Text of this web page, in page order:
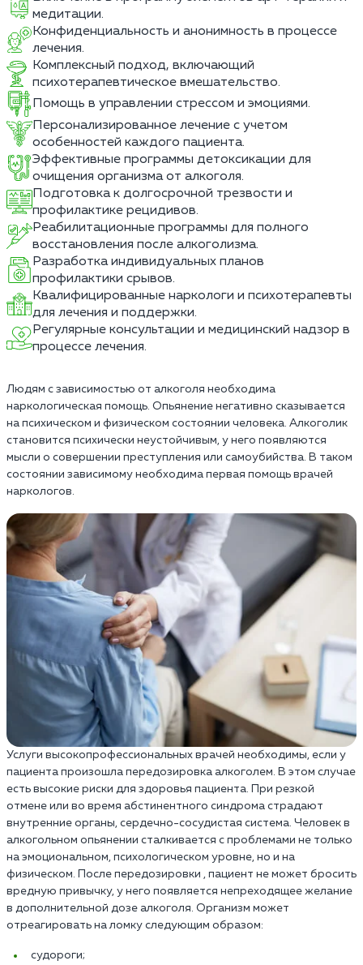
медитации.
Конфиденциальность и анонимность в процессе
лечения.
Комплексный подход, включающий
психотерапевтическое вмешательство.
Помощь в управлении стрессом и эмоциями.
Персонализированное лечение с учетом
особенностей каждого пациента.
Эффективные программы детоксикации для
очищения организма от алкоголя.
Подготовка к долгосрочной трезвости и
профилактике рецидивов.
Реабилитационные программы для полного
восстановления после алкоголизма.
Разработка индивидуальных планов
профилактики срывов.
Квалифицированные наркологи и психотерапевты
для лечения и поддержки.
Регулярные консультации и медицинский надзор в
процессе лечения.
Людям с зависимостью от алкоголя необходима
наркологическая помощь. Опьянение негативно сказывается
на психическом и физическом состоянии человека. Алкоголик
становится психически неустойчивым, у него появляются
мысли о совершении преступления или самоубийства. В таком
состоянии зависимому необходима первая помощь врачей
наркологов.
Услуги высокопрофессиональных врачей необходимы, если у
пациента произошла передозировка алкоголем. В этом случае
есть высокие риски для здоровья пациента. При резкой
отмене или во время абстинентного синдрома страдают
внутренние органы, сердечно-сосудистая система. Человек в
алкогольном опьянении сталкивается с проблемами не только
на эмоциональном, психологическом уровне, но и на
физическом. После передозировки , пациент не может бросить
вредную привычку, у него появляется непреходящее желание
в дополнительной дозе алкоголя. Организм может
отреагировать на ломку следующим образом:
cудороги;